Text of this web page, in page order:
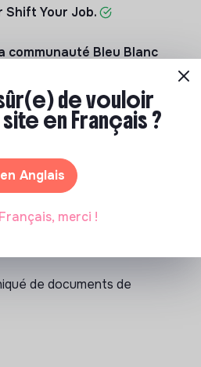
Shift Your Job.
communauté Bleu Blanc
Antropia ESSEC
de documents de
de vouloir
en Français ?
Anglais
merci !